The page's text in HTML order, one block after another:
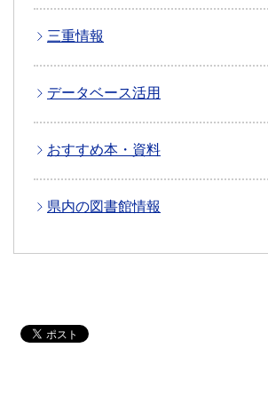
三重情報
データベース活用
おすすめ本・資料
県内の図書館情報